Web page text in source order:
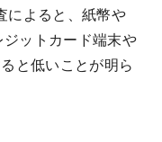
によると、紙幣や
ットカード端末や
と低いことが明ら